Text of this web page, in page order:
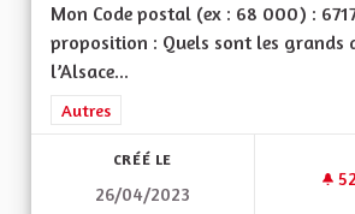
Mon Code postal (ex : 68 000) :
proposition : Quels sont les grands
l’Alsace...
Filtrer les résultats de la catégorie :
Autres
CRÉÉ LE
26/04/2023
52